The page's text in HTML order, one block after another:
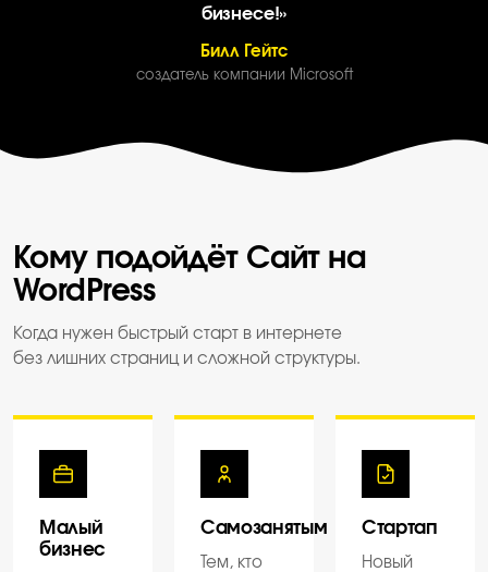
бизнесе!»
Билл Гейтс
создатель компании Microsoft
Кому подойдёт Сайт на
WordPress
Когда нужен быстрый старт в интернете
без лишних страниц и сложной структуры.
Малый
бизнес
Самозанятым
Тем, кто
Стартап
Новый